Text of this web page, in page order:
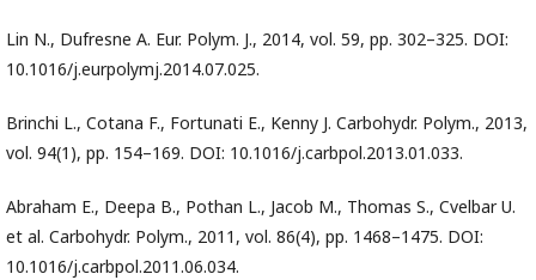
Lin N., Dufresne A. Eur. Polym. J., 2014, vol. 59, pр. 302–325. DOI:
10.1016/j.eurpolymj.2014.07.025.
Brinchi L., Cotana F., Fortunati E., Kenny J. Carbohydr. Polym., 2013,
vol. 94(1), pр. 154–169. DOI: 10.1016/j.carbpol.2013.01.033.
Abraham E., Deepa B., Pothan L., Jacob M., Thomas S., Cvelbar U.
et al. Carbohydr. Polym., 2011, vol. 86(4), pр. 1468–1475. DOI:
10.1016/j.carbpol.2011.06.034.